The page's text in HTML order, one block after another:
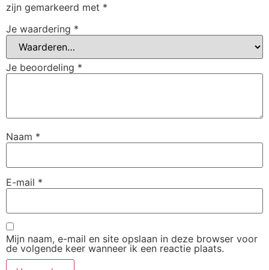
zijn gemarkeerd met *
Je waardering *
Je beoordeling *
Naam *
E-mail *
Mijn naam, e-mail en site opslaan in deze browser voor
de volgende keer wanneer ik een reactie plaats.